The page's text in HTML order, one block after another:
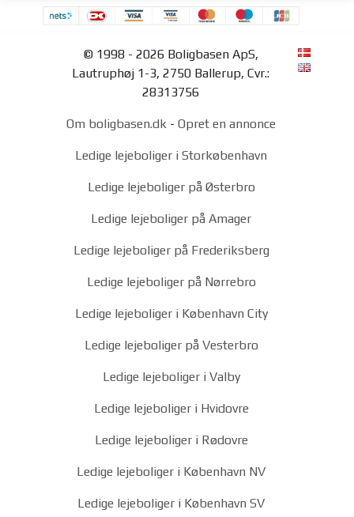
© 1998 - 2026 Boligbasen ApS,
Lautruphøj 1-3, 2750 Ballerup, Cvr.:
28313756
Om boligbasen.dk - Opret en annonce
Ledige lejeboliger i Storkøbenhavn
Ledige lejeboliger på Østerbro
Ledige lejeboliger på Amager
Ledige lejeboliger på Frederiksberg
Ledige lejeboliger på Nørrebro
Ledige lejeboliger i København City
Ledige lejeboliger på Vesterbro
Ledige lejeboliger i Valby
Ledige lejeboliger i Hvidovre
Ledige lejeboliger i Rødovre
Ledige lejeboliger i København NV
Ledige lejeboliger i København SV